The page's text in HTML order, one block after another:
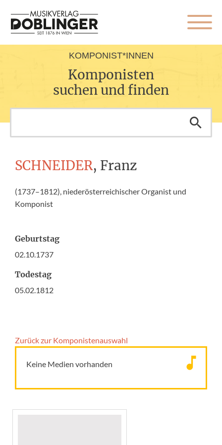
KOMPONIST*INNEN
Komponisten
suchen und finden
SCHNEIDER, Franz
(1737–1812), niederösterreichischer Organist und
Komponist
Geburtstag
02.10.1737
Todestag
05.02.1812
Zurück zur Komponisten­auswahl
Keine Medien vorhanden